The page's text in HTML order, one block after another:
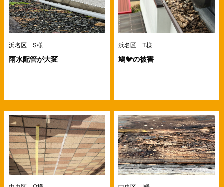
浜名区 S様
雨水配管が大変
浜名区 T様
鳩🐦の被害